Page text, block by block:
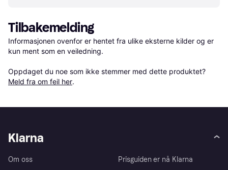
Tilbakemelding
Informasjonen ovenfor er hentet fra ulike eksterne kilder og er
kun ment som en veiledning.
Oppdaget du noe som ikke stemmer med dette produktet?
Meld fra om feil her.
Klarna
Om oss
Prisguiden er nå Klarna